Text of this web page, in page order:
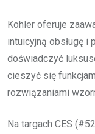
Kohler oferuje
intuicyjną obsługę i
doświadczyć
cieszyć się
rozwiązaniami
Na targach CES